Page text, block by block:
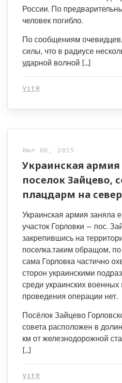
России. По
человек погибло.
По сообщениям
силы, что в радиусе
ударной волной […]
VitR
Июл 06, 2015
Украинская
поселок Зайцево,
плацдарм на
Украинская армия заняла
участок Горловки — пос.
закрепившись на
поселка.таким обращом,
сама Горловка частично
сторон украинскими
среди украинских
проведения операции нет.
Посёлок Зайцево
совета расположен в
км от железнодорожной
[…]
VitR